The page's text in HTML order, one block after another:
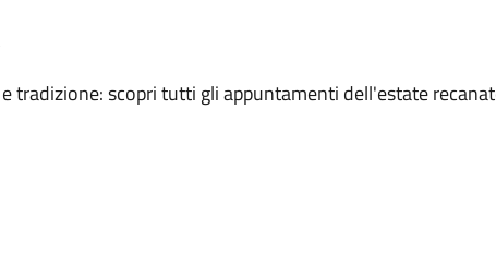
tradizione: scopri tutti gli appuntamenti dell'estate